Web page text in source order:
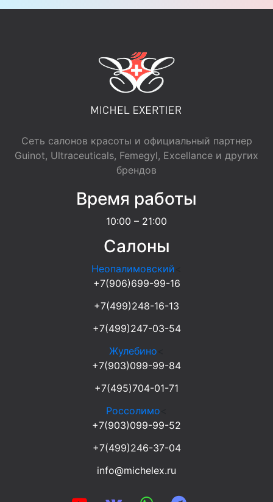
Сеть салонов красоты и официальный партнер
Guinot, Ultraceuticals, Femegyl, Excellance и других
брендов
Время работы
10:00 – 21:00
Салоны
Неопалимовский
+7(906)699-99-16
+7(499)248-16-13
+7(499)247-03-54
Жулебино
+7(903)099-99-84
+7(495)704-01-71
Россолимо
+7(903)099-99-52
+7(499)246-37-04
info@michelex.ru